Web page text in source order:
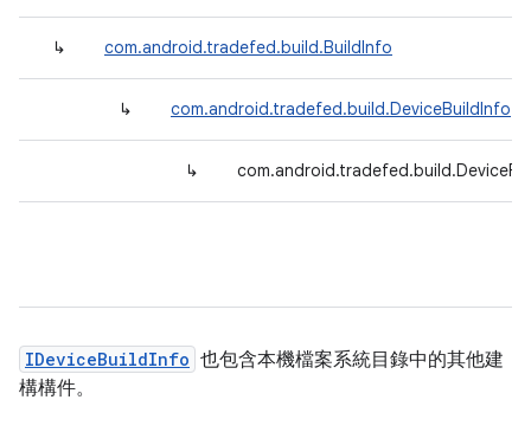
↳ com.android.tradefed.build.BuildInfo
↳ com.android.tradefed.build.DeviceBuildInfo
↳
IDeviceBuildInfo 也包含本機檔案系統目錄中的其他建
構構件。